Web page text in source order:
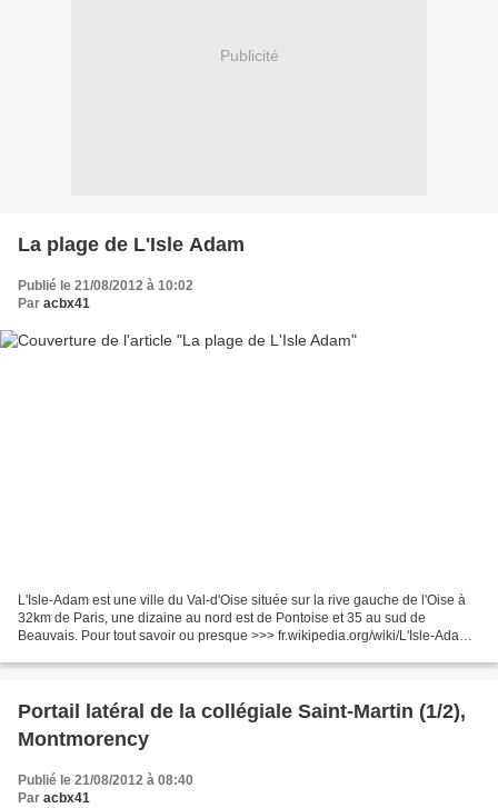
Publicité
La plage de L'Isle Adam
Publié le 21/08/2012 à 10:02
Par acbx41
L'Isle-Adam est une ville du Val-d'Oise située sur la rive gauche de l'Oise à
32km de Paris, une dizaine au nord est de Pontoise et 35 au sud de
Beauvais. Pour tout savoir ou presque >>> fr.wikipedia.org/wiki/L'Isle-Adam
Portail latéral de la collégiale Saint-Martin (1/2),
Montmorency
Publié le 21/08/2012 à 08:40
Par acbx41